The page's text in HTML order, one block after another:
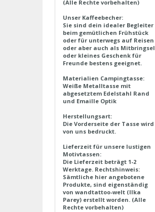
(Alle Rechte vorbehalten)
Unser Kaffeebecher:
Sie sind dein idealer Begleiter
beim gemütlichen Frühstück
oder für unterwegs auf Reisen
oder aber auch als Mitbringsel
oder kleines Geschenk für
Freunde bestens geeignet.
Materialien Campingtasse:
Weiße Metalltasse mit
abgesetztem Edelstahl Rand
und Emaille Optik
Herstellungsart:
Die Vorderseite der Tasse wird
von uns bedruckt.
Lieferzeit für unsere lustigen
Motivtassen:
Die Lieferzeit beträgt 1-2
Werktage. Rechtshinweis:
Sämtliche hier angebotene
Produkte, sind eigenständig
von wandtattoo-welt (Ilka
Parey) erstellt worden. (Alle
Rechte vorbehalten)